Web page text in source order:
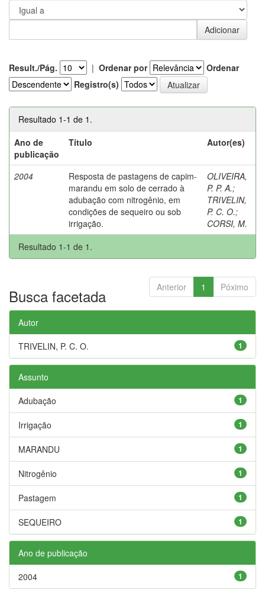
Result./Pág. | Ordenar por
Ordenar
Registro(s)
Resultado 1-1 de 1.
Ano de
publicação
Título Autor(es)
2004
Resposta de pastagens de capim-
marandu em solo de cerrado à
adubação com nitrogênio, em
condições de sequeiro ou sob
irrigação.
OLIVEIRA,
P. P. A.;
TRIVELIN,
P. C. O.;
CORSI, M.
Resultado 1-1 de 1.
Anterior 1 Póximo
Busca facetada
Autor
1
TRIVELIN, P. C. O.
Assunto
1
Adubação
1
Irrigação
1
MARANDU
1
Nitrogênio
1
Pastagem
1
SEQUEIRO
Ano de publicação
1
2004